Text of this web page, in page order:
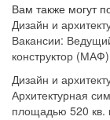
Вам также могут
Дизайн и
Вакансии:
конструктор
Дизайн и
Архитектурная
площадью 520 кв.